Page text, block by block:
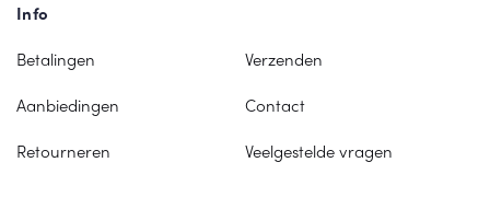
Info
Betalingen
Verzenden
Aanbiedingen
Contact
Retourneren
Veelgestelde vragen